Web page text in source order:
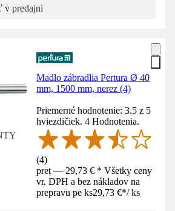
v predajni
Madlo zábradlia Pertura Ø 40
mm, 1500 mm, nerez (4)
Priemerné hodnotenie: 3.5 z 5
hviezdičiek. 4 Hodnotenia.
(4)
preț — 29,73 € * Všetky ceny
vr. DPH a bez nákladov na
prepravu pe ks29,73 €*/ ks